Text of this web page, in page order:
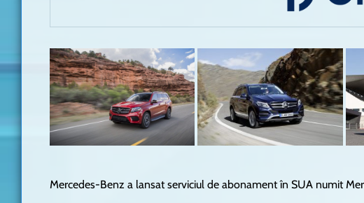
Mercedes-Benz a lansat serviciul de abonament în SUA numit